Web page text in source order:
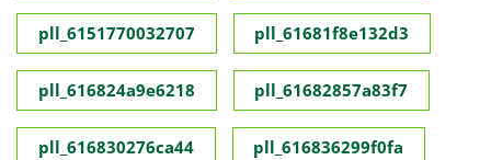
pll_6151770032707 pll_61681f8e132d3
pll_616824a9e6218 pll_61682857a83f7
pll_616830276ca44 pll_616836299f0fa